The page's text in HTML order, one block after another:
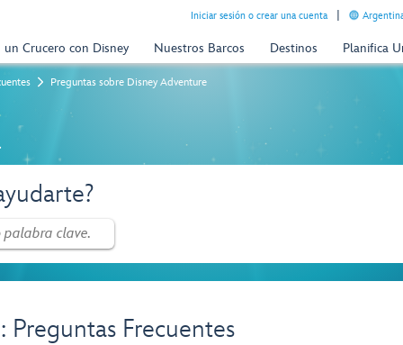
Iniciar sesión o crear una cuenta
un Crucero con Disney Nuestros Barcos Destinos Planifica
Preguntas sobre Disney Adventure
Frecuentes